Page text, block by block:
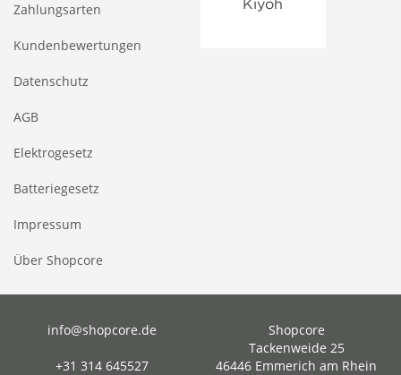
Zahlungsarten
Kundenbewertungen
Datenschutz
AGB
Elektrogesetz
Batteriegesetz
Impressum
Über Shopcore
info@shopcore.de
+31 314 645527
Shopcore
Tackenweide 25
46446 Emmerich am Rhein